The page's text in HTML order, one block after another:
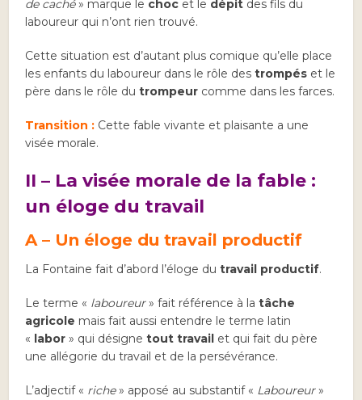
de caché» marque le choc et le dépit des fils du
laboureur qui n’ont rien trouvé.
Cette situation est d’autant plus comique qu’elle place
les enfants du laboureur dans le rôle destrompés et le
père dans le rôle dutrompeur comme dans les farces.
Transition : Cette fable vivante et plaisante a une
visée morale.
II – La visée morale de la fable :
un éloge du travail
A – Un éloge du travail productif
La Fontaine fait d’abord l’éloge dutravail productif.
Le terme « laboureur» fait référence à latâche
agricole mais fait aussi entendre le terme latin
« labor» qui désigne tout travail et qui fait du père
une allégorie du travail et de la persévérance.
L’adjectif « riche» apposé au substantif « Laboureur»